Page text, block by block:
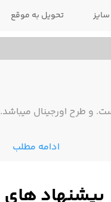
تحویل به موقع
و طرح اورجینال میباشد.
ادامه مطلب